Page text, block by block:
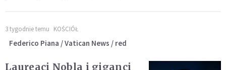
3 tygodnie temu KOŚCIÓŁ
Federico Piana / Vatican News / red
Laureaci Nobla i giganci